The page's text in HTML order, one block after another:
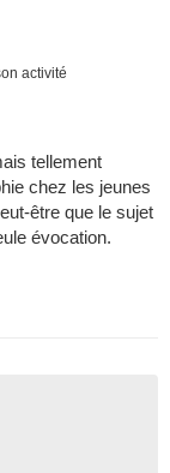
activité
tellement
chez les jeunes
être que le sujet
évocation.